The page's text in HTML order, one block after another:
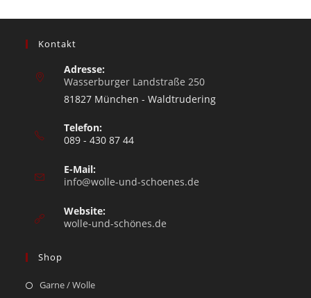
Kontakt
Adresse:
Wasserburger Landstraße 250
81827 München - Waldtrudering
Telefon:
089 - 430 87 44
E-Mail:
info@wolle-und-schoenes.de
Website:
wolle-und-schönes.de
Shop
Garne / Wolle